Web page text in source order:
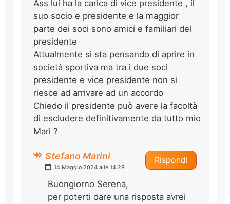
Ass lui ha la carica di vice presidente , il
suo socio e presidente e la maggior
parte dei soci sono amici e familiari del
presidente
Attualmente si sta pensando di aprire in
società sportiva ma tra i due soci
presidente e vice presidente non si
riesce ad arrivare ad un accordo
Chiedo il presidente può avere la facoltà
di escludere definitivamente da tutto mio
Mari ?
Rispondi
Stefano Marini
14 Maggio 2024 alle 14:28
Buongiorno Serena,
per poterti dare una risposta avrei